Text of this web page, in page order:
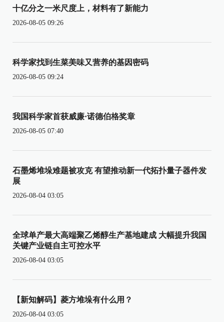
十亿分之一米尺度上，材料有了新能力
2026-08-05 09:26
科学家找到生菜美味又营养的基因密码
2026-08-05 09:24
我国科学家首获威廉·诺德伯格奖章
2026-08-05 07:40
石墨烯堆垛难题被攻克 有望推动新一代拓扑量子器件发
展
2026-08-04 03:05
全球单产最大高端聚乙烯醇生产基地建成 大幅提升我国
关键产业链自主可控水平
2026-08-04 03:05
【新知解码】菱方堆垛有什么用？
2026-08-04 03:05